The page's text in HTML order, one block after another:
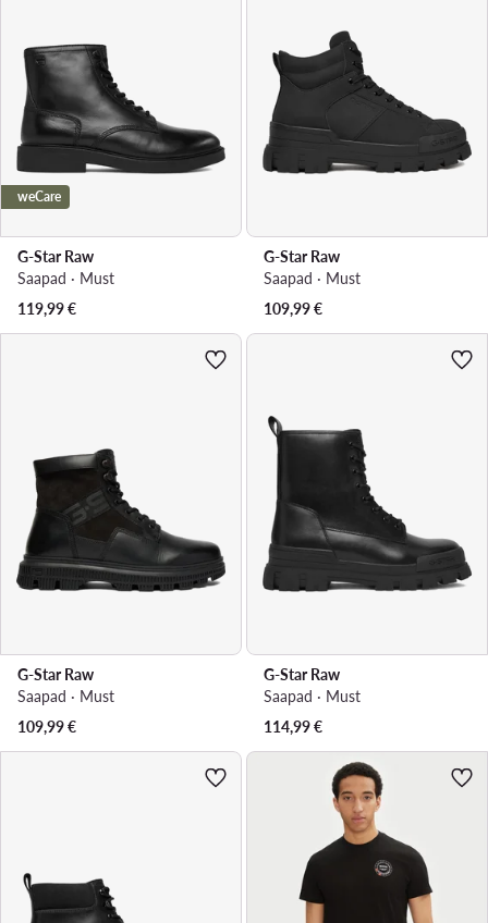
weCare
G-Star Raw
Saapad · Must
119,99€
G-Star Raw
Saapad · Must
109,99€
G-Star Raw
Saapad · Must
109,99€
G-Star Raw
Saapad · Must
114,99€